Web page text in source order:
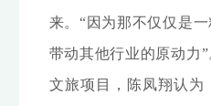
来。“因为那不仅仅是
带动其他行业的原动力
文旅项目，陈凤翔认为